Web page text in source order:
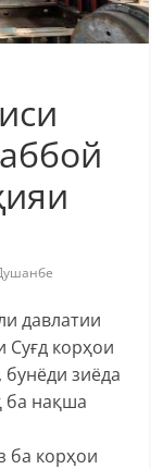
давлатии
Суғд корҳои
бунёди зиёда
ба нақша
ба корҳои